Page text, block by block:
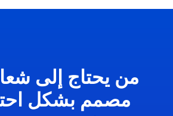
من يحتاج إلى
مصمم بشكل